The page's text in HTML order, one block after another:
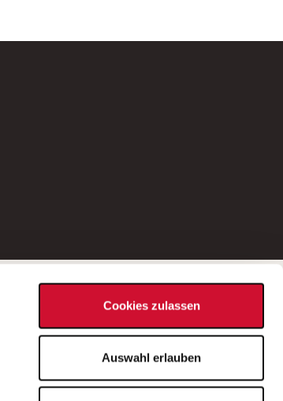
Cookies zulassen
Auswahl erlauben
Bei Fragen zu einer Stellenausschreibung
wenden Sie sich bitte an die*den in der
Stellenausschreibung genannte*n